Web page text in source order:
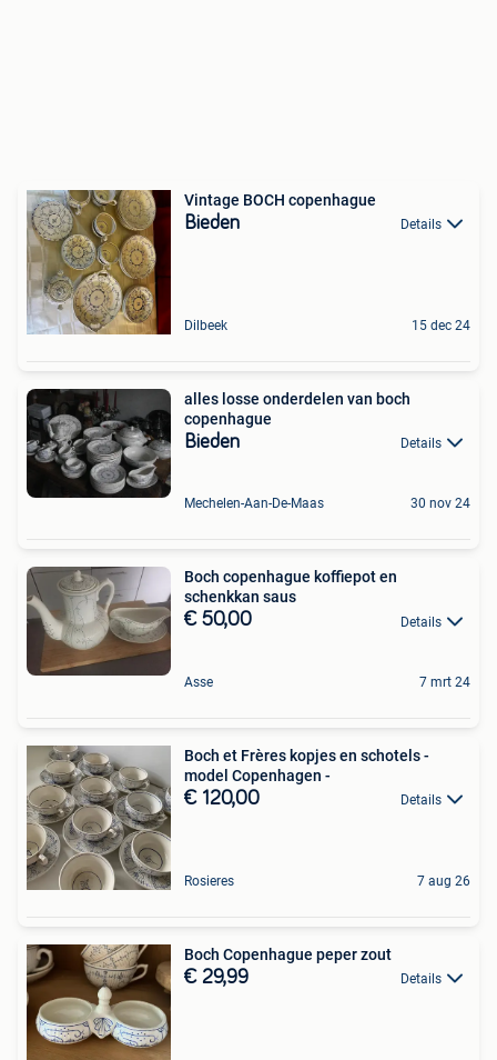
Vintage BOCH copenhague
Bieden Details
Dilbeek 15 dec 24
alles losse onderdelen van boch
copenhague
Bieden Details
Mechelen-Aan-De-Maas 30 nov 24
Boch copenhague koffiepot en
schenkkan saus
€ 50,00 Details
Asse 7 mrt 24
Boch et Frères kopjes en schotels -
model Copenhagen -
€ 120,00 Details
Rosieres 7 aug 26
Boch Copenhague peper zout
€ 29,99 Details